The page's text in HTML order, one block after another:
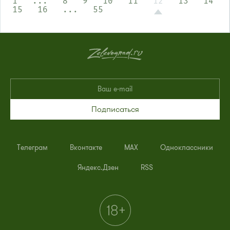
15
16 ... 55
Подписаться
Телеграм Вконтакте MAX Одноклассники
Яндекс.Дзен RSS